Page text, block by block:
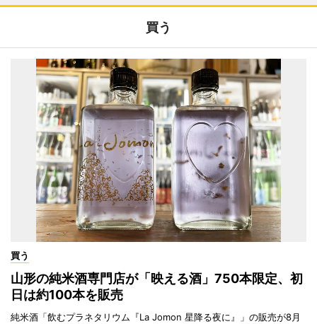
買う
買う
山形の純米酒専門店が「映える酒」750本限定、初
日は約100本を販売
純米酒「飲むプラネタリウム『La Jomon 星降る夜に』」の販売が8月